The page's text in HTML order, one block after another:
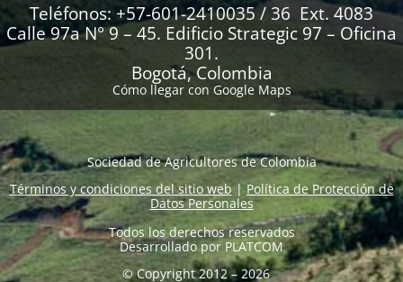
Teléfonos: +57-601-2410035 / 36 Ext. 4083
Calle 97a N° 9 – 45. Edificio Strategic 97 – Oficina
301.
Bogotá, Colombia
Cómo llegar con Google Maps
Sociedad de Agricultores de Colombia
Términos y condiciones del sitio web|Política de Protección de
Datos Personales
Todos los derechos reservados
Desarrollado por PLATCOM
© Copyright 2012 – 2026